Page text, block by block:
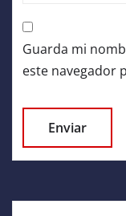
Guarda mi
este navegador